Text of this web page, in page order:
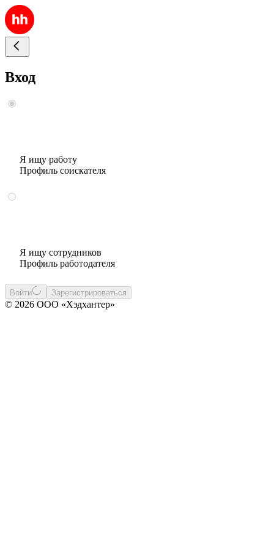
Вход
Я ищу работу
Профиль соискателя
Я ищу сотрудников
Профиль работодателя
Войти Зарегистрироваться
© 2026 ООО «Хэдхантер»